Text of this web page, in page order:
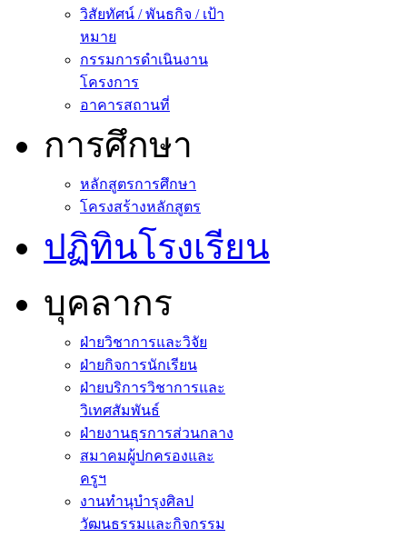
วิสัยทัศน์ / พันธกิจ / เป้า
หมาย
กรรมการดำเนินงาน
โครงการ
อาคารสถานที่
การศึกษา
หลักสูตรการศึกษา
โครงสร้างหลักสูตร
ปฏิทินโรงเรียน
บุคลากร
ฝ่ายวิชาการและวิจัย
ฝ่ายกิจการนักเรียน
ฝ่ายบริการวิชาการและ
วิเทศสัมพันธ์
ฝ่ายงานธุรการส่วนกลาง
สมาคมผู้ปกครองและ
ครูฯ
งานทำนุบำรุงศิลป
วัฒนธรรมและกิจกรรม